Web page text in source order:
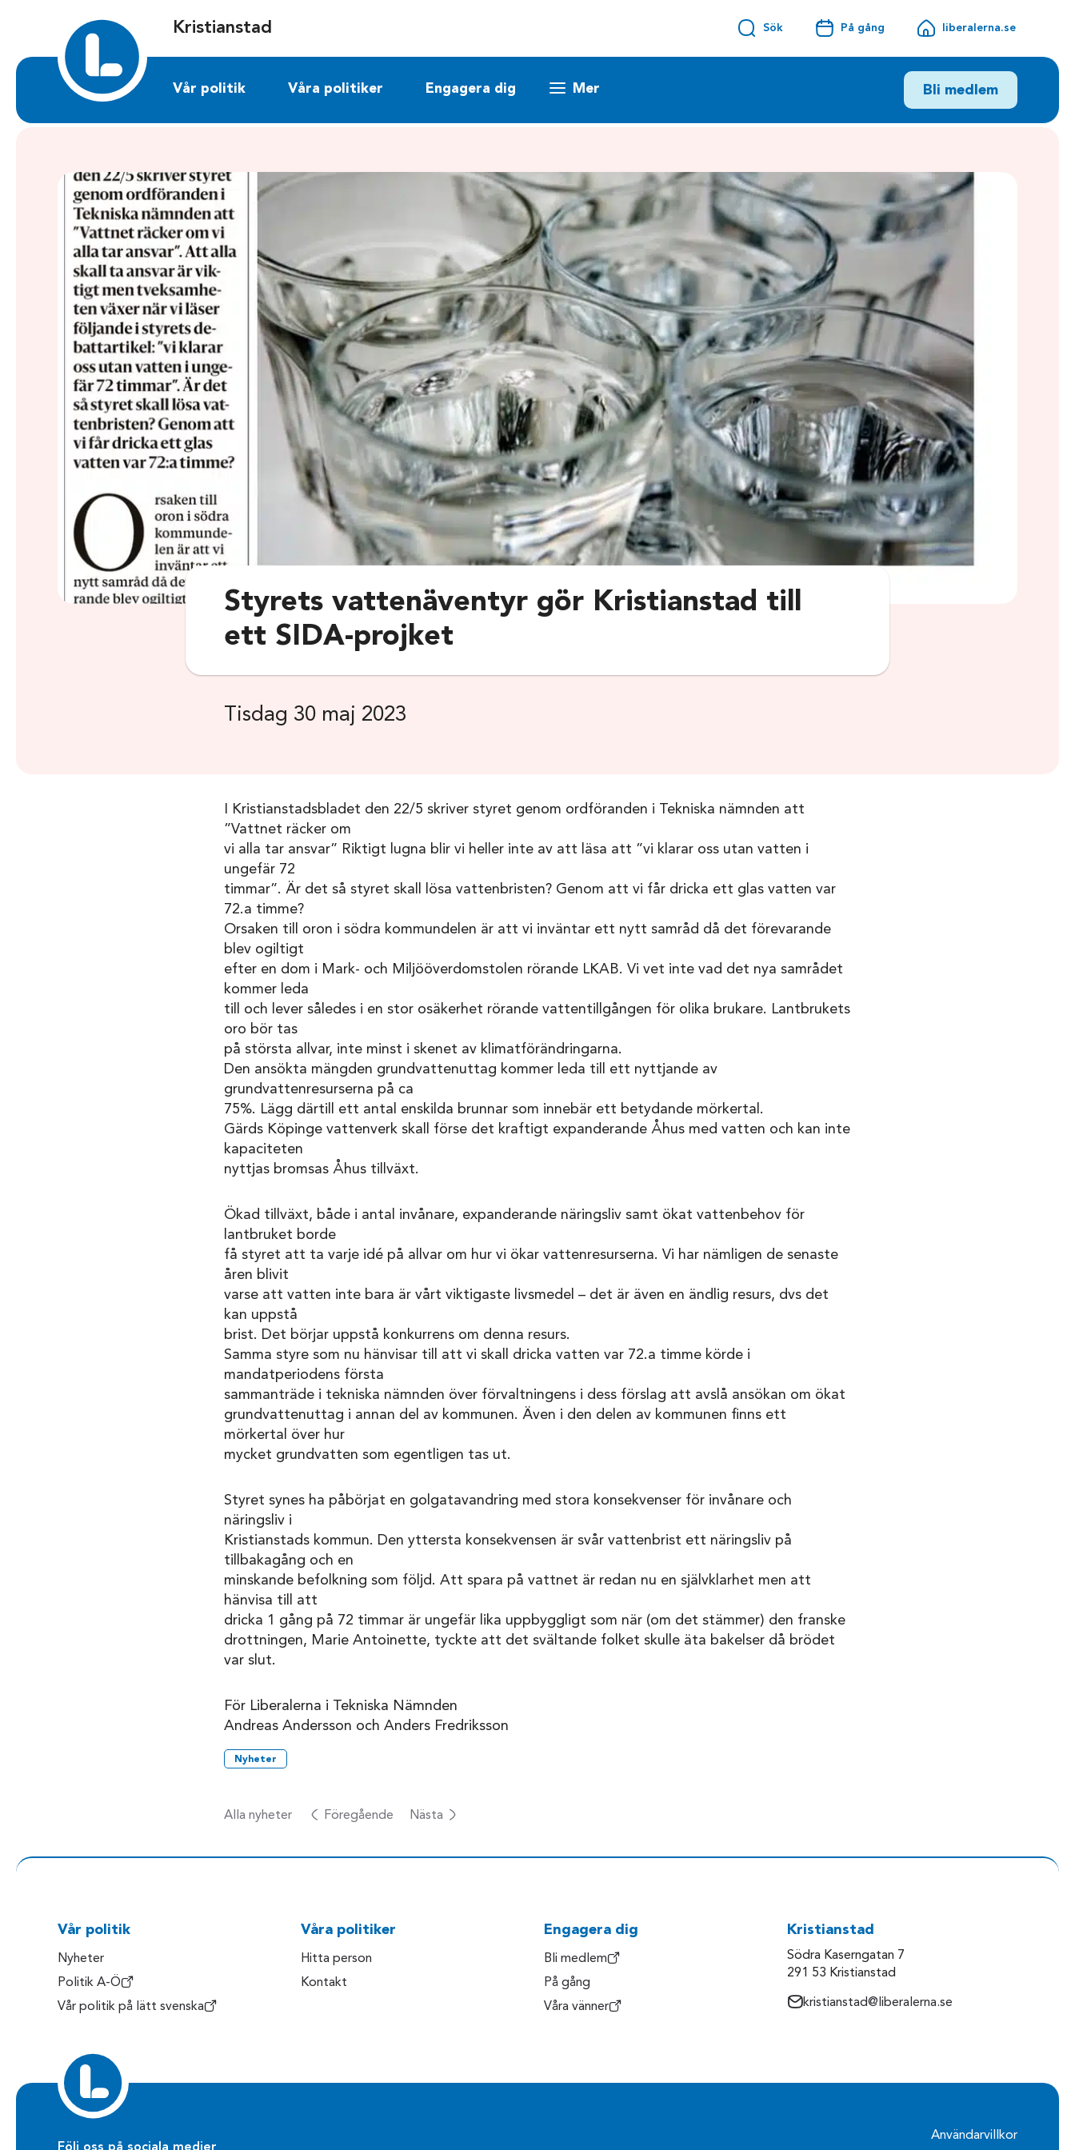
Kristianstad Sök På gång liberalerna.se
Vår politik Våra politiker Engagera dig Mer Bli medlem
Styrets vattenäventyr gör Kristianstad till
ett SIDA-projket
Tisdag 30 maj 2023
I Kristianstadsbladet den 22/5 skriver styret genom ordföranden i Tekniska nämnden att
”Vattnet räcker om
vi alla tar ansvar” Riktigt lugna blir vi heller inte av att läsa att ”vi klarar oss utan vatten i
ungefär 72
timmar”. Är det så styret skall lösa vattenbristen? Genom att vi får dricka ett glas vatten var
72.a timme?
Orsaken till oron i södra kommundelen är att vi inväntar ett nytt samråd då det förevarande
blev ogiltigt
efter en dom i Mark- och Miljööverdomstolen rörande LKAB. Vi vet inte vad det nya samrådet
kommer leda
till och lever således i en stor osäkerhet rörande vattentillgången för olika brukare. Lantbrukets
oro bör tas
på största allvar, inte minst i skenet av klimatförändringarna.
Den ansökta mängden grundvattenuttag kommer leda till ett nyttjande av
grundvattenresurserna på ca
75%. Lägg därtill ett antal enskilda brunnar som innebär ett betydande mörkertal.
Gärds Köpinge vattenverk skall förse det kraftigt expanderande Åhus med vatten och kan inte
kapaciteten
nyttjas bromsas Åhus tillväxt.
Ökad tillväxt, både i antal invånare, expanderande näringsliv samt ökat vattenbehov för
lantbruket borde
få styret att ta varje idé på allvar om hur vi ökar vattenresurserna. Vi har nämligen de senaste
åren blivit
varse att vatten inte bara är vårt viktigaste livsmedel – det är även en ändlig resurs, dvs det
kan uppstå
brist. Det börjar uppstå konkurrens om denna resurs.
Samma styre som nu hänvisar till att vi skall dricka vatten var 72.a timme körde i
mandatperiodens första
sammanträde i tekniska nämnden över förvaltningens i dess förslag att avslå ansökan om ökat
grundvattenuttag i annan del av kommunen. Även i den delen av kommunen finns ett
mörkertal över hur
mycket grundvatten som egentligen tas ut.
Styret synes ha påbörjat en golgatavandring med stora konsekvenser för invånare och
näringsliv i
Kristianstads kommun. Den yttersta konsekvensen är svår vattenbrist ett näringsliv på
tillbakagång och en
minskande befolkning som följd. Att spara på vattnet är redan nu en självklarhet men att
hänvisa till att
dricka 1 gång på 72 timmar är ungefär lika uppbyggligt som när (om det stämmer) den franske
drottningen, Marie Antoinette, tyckte att det svältande folket skulle äta bakelser då brödet
var slut.
För Liberalerna i Tekniska Nämnden
Andreas Andersson och Anders Fredriksson
Nyheter
Alla nyheter Föregående Nästa
Vår politik
Nyheter
Politik A-Ö
Vår politik på lätt svenska
Våra politiker
Hitta person
Kontakt
Engagera dig
Bli medlem
På gång
Våra vänner
Kristianstad
Södra Kaserngatan 7
291 53 Kristianstad
kristianstad@liberalerna.se
Användarvillkor